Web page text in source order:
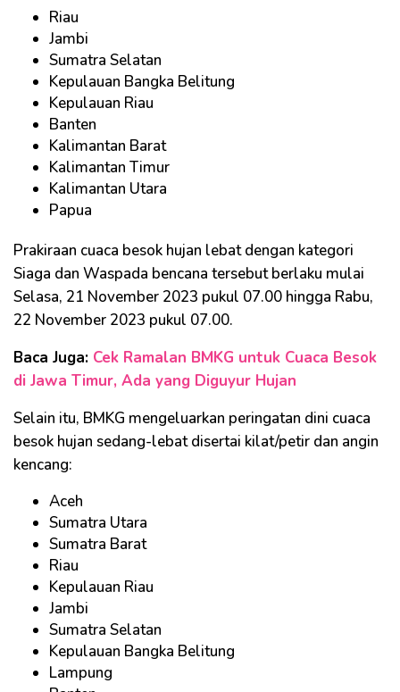
Riau
Jambi
Sumatra Selatan
Kepulauan Bangka Belitung
Kepulauan Riau
Banten
Kalimantan Barat
Kalimantan Timur
Kalimantan Utara
Papua
Prakiraan cuaca besok hujan lebat dengan kategori
Siaga dan Waspada bencana tersebut berlaku mulai
Selasa, 21 November 2023 pukul 07.00 hingga Rabu,
22 November 2023 pukul 07.00.
Baca Juga: Cek Ramalan BMKG untuk Cuaca Besok
di Jawa Timur, Ada yang Diguyur Hujan
Selain itu, BMKG mengeluarkan peringatan dini cuaca
besok hujan sedang-lebat disertai kilat/petir dan angin
kencang:
Aceh
Sumatra Utara
Sumatra Barat
Riau
Kepulauan Riau
Jambi
Sumatra Selatan
Kepulauan Bangka Belitung
Lampung